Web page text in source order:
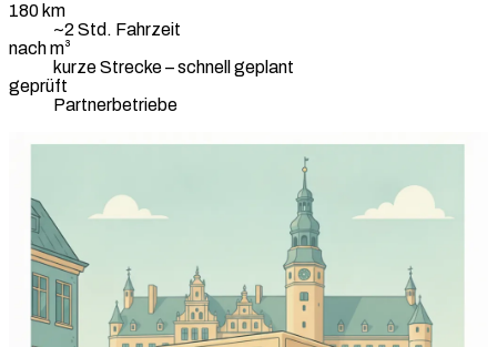
180 km
~2 Std. Fahrzeit
nach m³
kurze Strecke – schnell geplant
geprüft
Partnerbetriebe